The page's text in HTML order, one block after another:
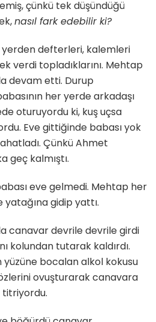
çünkü tek düşündüğü
nasıl fark edebilir ki?
defterleri, kalemleri
verdi topladıklarını. Mehtap
devam etti. Durup
her yerde arkadaşı
oturuyordu ki, kuş uçsa
Eve gittiğinde babası yok
Çünkü Ahmet
geç kalmıştı.
eve gelmedi. Mehtap her
gidip yattı.
canavar devrile devrile girdi
kolundan tutarak kaldırdı.
yüzüne bocalan alkol kokusu
ovuşturarak canavara
titriyordu.